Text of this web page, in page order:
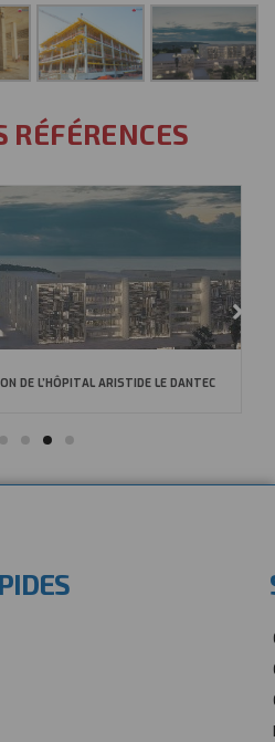
RÉFÉRENCES
DE L’HÔPITAL ARISTIDE LE DANTEC